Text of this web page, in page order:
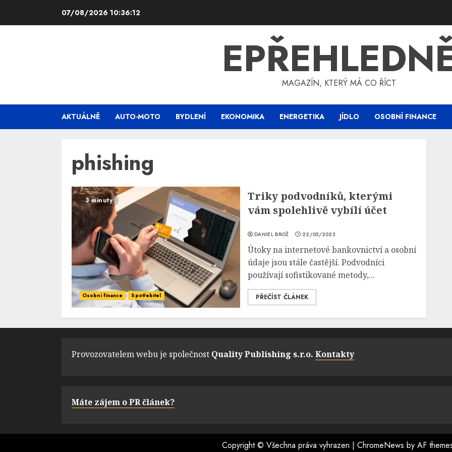
07/08/2026 10:36:12
MAGAZÍN, KTERÝ MÁ CO ŘÍCT
AKTUÁLNĚ AUTO-MOTO BYDLENÍ EKONOMIKA ENERGETIKA JÍDLO OSOBNÍ FINANCE
phishing
3 minuty
Osobní finance Spotřebitel
Triky podvodníků, kterými
vám spolehlivě vybílí účet
DANIEL BROŽ 22/05/2023
Útoky na internetové bankovnictví a osobní
údaje jsou stále častější. Podvodníci
používají sofistikované metody,...
PŘEČÍST ČLÁNEK
Provozovatelem webu je společnost Quality Publishing s.r.o. Kontakty
Máte zájem o PR článek?
Copyright © Všechna práva vyhrazen | ChromeNews by AF